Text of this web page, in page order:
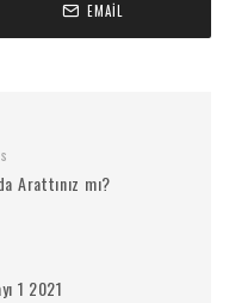
EMAIL
Arattınız mı?
1 2021